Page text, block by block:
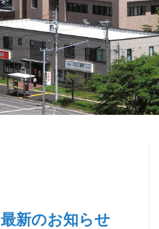
最新のお知らせ